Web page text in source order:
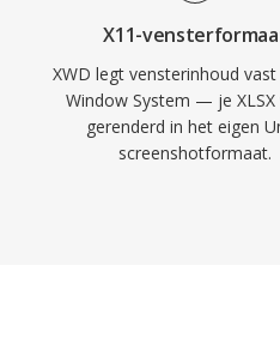
X11-
XWD legt vensterinhoud
Window System — je
gerenderd in het eigen
screenshotformaat.